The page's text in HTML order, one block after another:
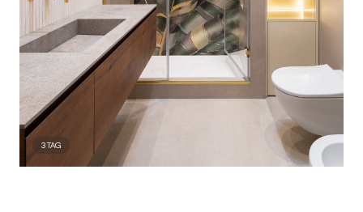
3TAG